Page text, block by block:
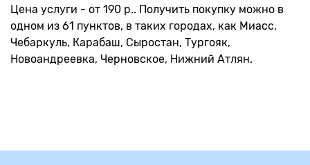
Цена услуги - от 190 р.. Получить покупку можно в
одном из 61 пунктов, в таких городах, как Миасс,
Чебаркуль, Карабаш, Сыростан, Тургояк,
Новоандреевка, Черновское, Нижний Атлян.